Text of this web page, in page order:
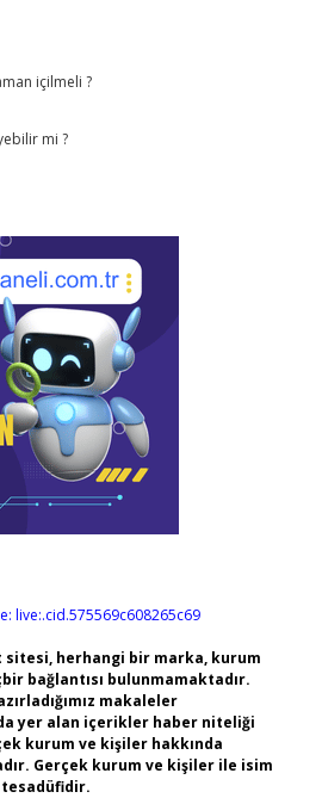
içilmeli ?
mi ?
live:.cid.575569c608265c69
sitesi, herhangi bir marka, kurum
bağlantısı bulunmamaktadır.
makaleler
yer alan içerikler haber niteliği
kurum ve kişiler hakkında
Gerçek kurum ve kişiler ile isim